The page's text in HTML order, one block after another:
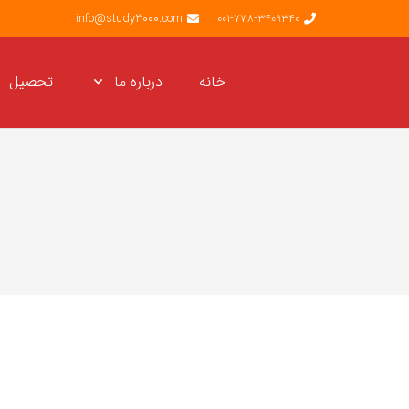
001-778-3409340
info@study3000.com
خانه درباره ما تحصیل